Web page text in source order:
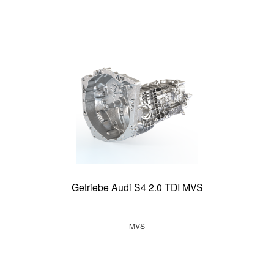
Getriebe Audi S4 2.0 TDI MVS
MVS